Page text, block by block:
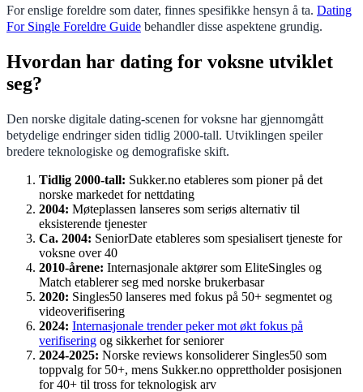
For enslige foreldre som dater, finnes spesifikke hensyn å ta. Dating
For Single Foreldre Guide behandler disse aspektene grundig.
Hvordan har dating for voksne utviklet
seg?
Den norske digitale dating-scenen for voksne har gjennomgått
betydelige endringer siden tidlig 2000-tall. Utviklingen speiler
bredere teknologiske og demografiske skift.
Tidlig 2000-tall: Sukker.no etableres som pioner på det
norske markedet for nettdating
2004: Møteplassen lanseres som seriøs alternativ til
eksisterende tjenester
Ca. 2004: SeniorDate etableres som spesialisert tjeneste for
voksne over 40
2010-årene: Internasjonale aktører som EliteSingles og
Match etablerer seg med norske brukerbasar
2020: Singles50 lanseres med fokus på 50+ segmentet og
videoverifisering
2024: Internasjonale trender peker mot økt fokus på
verifisering og sikkerhet for seniorer
2024-2025: Norske reviews konsoliderer Singles50 som
toppvalg for 50+, mens Sukker.no opprettholder posisjonen
for 40+ til tross for teknologisk arv